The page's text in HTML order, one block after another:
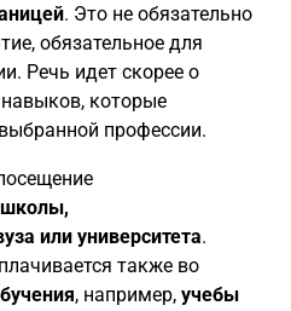
. Это не обязательно
обязательное для
Речь идет скорее о
которые
профессии.
школы,
или университета.
также во
, например, учебы